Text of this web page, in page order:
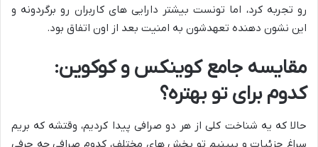
رو تجربه کرد، اما تونست بیشتر دارایی های کاربران رو برگردونه و
این نشون دهنده تعهدشون به امنیت بعد از اون اتفاق بود.
مقایسه جامع کوینکس و کوکوین:
کدوم برای تو بهتره؟
حالا که یه شناخت کلی از هر دو صرافی پیدا کردیم، وقتشه که بریم